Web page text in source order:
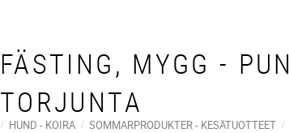
FÄSTING, MYGG -
TORJUNTA
HUND - KOIRA SOMMARPRODUKTER - KESÄTUOTTEET